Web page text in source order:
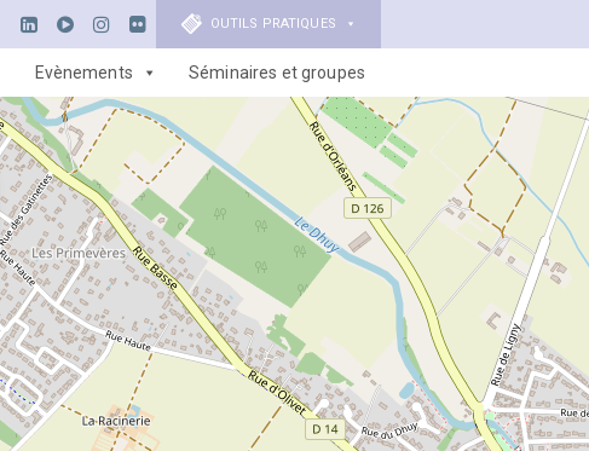
OUTILS PRATIQUES
Evènements Séminaires et groupes